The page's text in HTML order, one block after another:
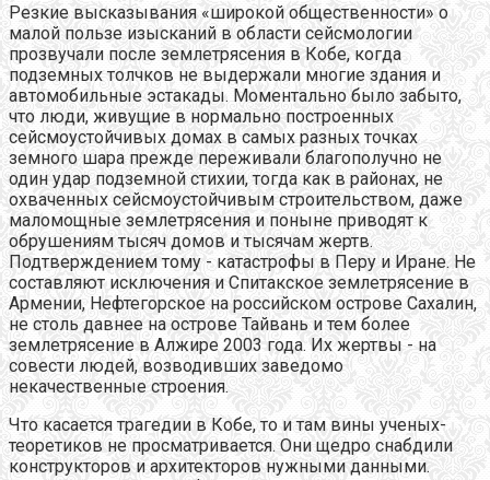
Резкие высказывания «широкой общественности» о
малой пользе изысканий в области сейсмологии
прозвучали после землетрясения в Кобе, когда
подземных толчков не выдержали многие здания и
автомобильные эстакады. Моментально было забыто,
что люди, живущие в нормально построенных
сейсмоустойчивых домах в самых разных точках
земного шара прежде переживали благополучно не
один удар подземной стихии, тогда как в районах, не
охваченных сейсмоустойчивым строительством, даже
маломощные землетрясения и поныне приводят к
обрушениям тысяч домов и тысячам жертв.
Подтверждением тому - катастрофы в Перу и Иране. Не
составляют исключения и Спитакское землетрясение в
Армении, Нефтегорское на российском острове Сахалин,
не столь давнее на острове Тайвань и тем более
землетрясение в Алжире 2003 года. Их жертвы - на
совести людей, возводивших заведомо
некачественные строения.
Что касается трагедии в Кобе, то и там вины ученых-
теоретиков не просматривается. Они щедро снабдили
конструкторов и архитекторов нужными данными.